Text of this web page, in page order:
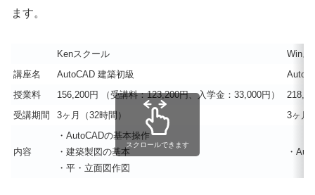
ます。
Kenスクール
Winス
講座名
AutoCAD 建築初級
授業料
156,200円 （受講料：123,200円、入学金：33,000円）
受講期間
3ヶ月（32時間） 3ヶ月
内容
・AutoCADの基本操作
・建築製図の基本
・平・立面図作図
・
スクロールできます